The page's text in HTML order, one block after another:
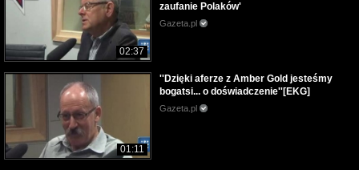
02:37
zaufanie Polaków'
Gazeta.pl
01:11
''Dzięki aferze z Amber Gold jesteśmy
bogatsi... o doświadczenie''[EKG]
Gazeta.pl